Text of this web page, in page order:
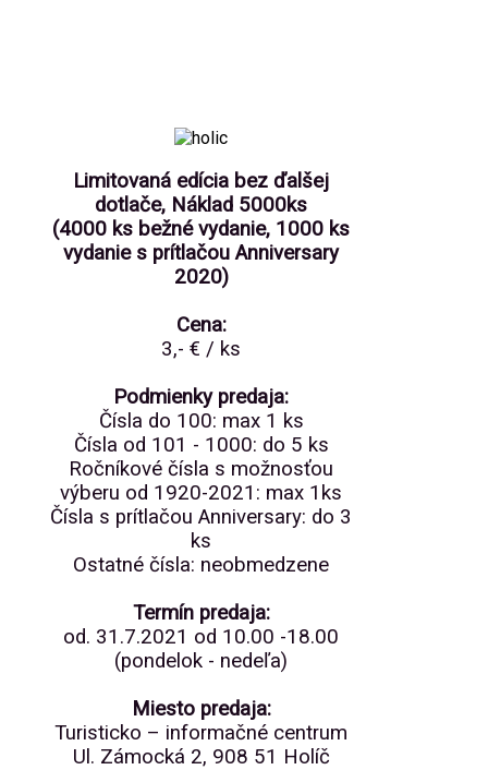
Limitovaná edícia bez ďalšej
dotlače, Náklad 5000ks
(4000 ks bežné vydanie, 1000 ks
vydanie s prítlačou Anniversary
2020)
Cena:
3,- € / ks
Podmienky predaja:
Čísla do 100: max 1 ks
Čísla od 101 - 1000: do 5 ks
Ročníkové čísla s možnosťou
výberu od 1920-2021: max 1ks
Čísla s prítlačou Anniversary: do 3
ks
Ostatné čísla: neobmedzene
Termín predaja:
od. 31.7.2021 od 10.00 -18.00
(pondelok - nedeľa)
Miesto predaja:
Turisticko – informačné centrum
Ul. Zámocká 2, 908 51 Holíč